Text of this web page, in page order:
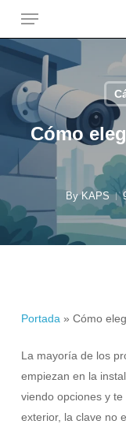
main
Menu
Cómo
By KAPS
Portada » Cómo
La mayoría de los
empiezan en la
viendo opciones y
exterior, la clave no